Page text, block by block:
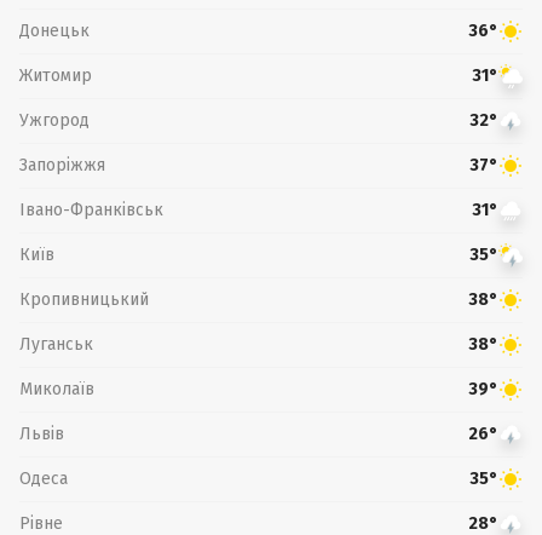
Донецьк 36°
Житомир 31°
Ужгород 32°
Запоріжжя 37°
Івано-Франківськ 31°
Київ 35°
Кропивницький 38°
Луганськ 38°
Миколаїв 39°
Львів 26°
Одеса 35°
Рівне 28°